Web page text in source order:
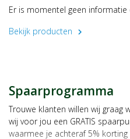
Er is momentel geen
Bekijk producten
chevron_right
Spaarprogramma
Trouwe klanten willen wij graag
wij voor jou een GRATIS
waarmee je achteraf 5% korting